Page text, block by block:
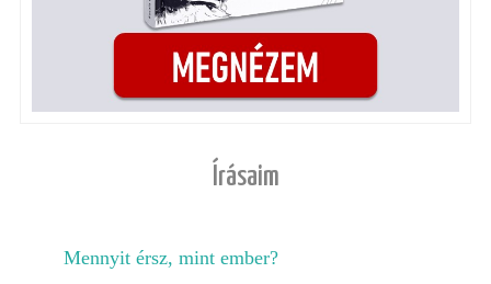
Írásaim
Mennyit érsz, mint ember?